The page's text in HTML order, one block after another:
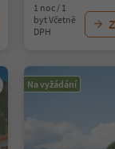
1 noc / 1
byt Včetně
DPH
Na vyžádání